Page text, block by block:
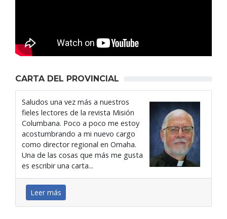
CARTA DEL PROVINCIAL
Saludos una vez más a nuestros
fieles lectores de la revista Misión
Columbana. Poco a poco me estoy
acostumbrando a mi nuevo cargo
como director regional en Omaha.
Una de las cosas que más me gusta
es escribir una carta...
Leer más